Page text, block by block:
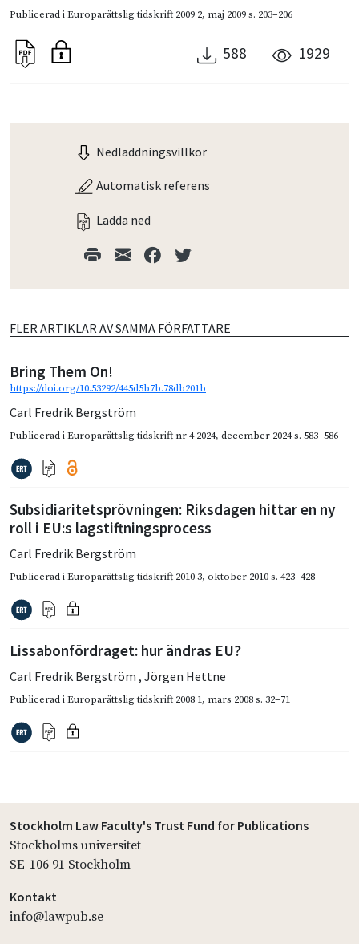
Publicerad iEuroparättslig tidskrift 2009 2, maj 2009s. 203–206
588 1929
Nedladdningsvillkor
Automatisk referens
Ladda ned
FLER ARTIKLAR AV SAMMA FÖRFATTARE
Bring Them On!
https://doi.org/10.53292/445d5b7b.78db201b
Carl Fredrik Bergström
Publicerad iEuroparättslig tidskrift nr 4 2024, december 2024s. 583–586
Subsidiaritetsprövningen: Riksdagen hittar en ny
roll i EU:s lagstiftningsprocess
Carl Fredrik Bergström
Publicerad iEuroparättslig tidskrift 2010 3, oktober 2010s. 423–428
Lissabonfördraget: hur ändras EU?
Carl Fredrik Bergström , Jörgen Hettne
Publicerad iEuroparättslig tidskrift 2008 1, mars 2008s. 32–71
Stockholm Law Faculty's Trust Fund for Publications
Stockholms universitet
SE-106 91 Stockholm
Kontakt
info@lawpub.se